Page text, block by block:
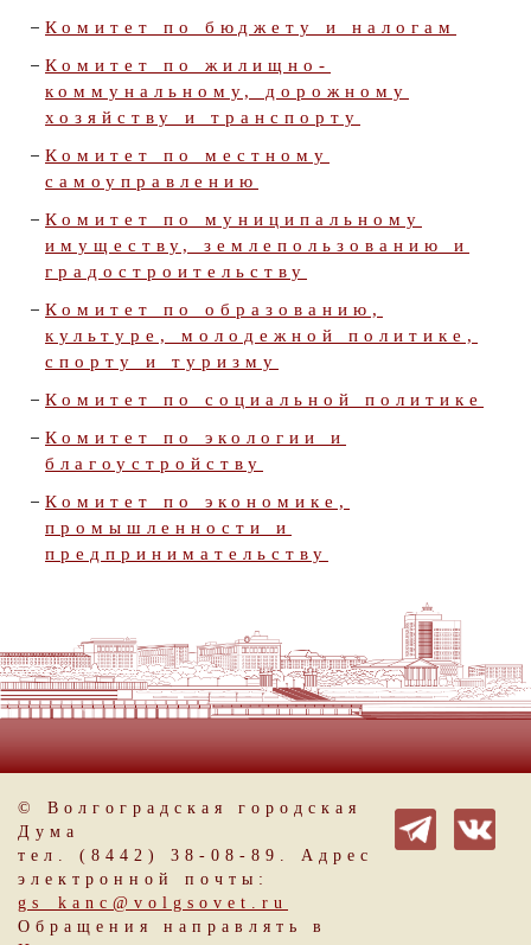
Комитет по бюджету и налогам
Комитет по жилищно-
коммунальному, дорожному
хозяйству и транспорту
Комитет по местному
самоуправлению
Комитет по муниципальному
имуществу, землепользованию и
градостроительству
Комитет по образованию,
культуре, молодежной политике,
спорту и туризму
Комитет по социальной политике
Комитет по экологии и
благоустройству
Комитет по экономике,
промышленности и
предпринимательству
© Волгоградская городская
Дума
тел. (8442) 38-08-89. Адрес
электронной почты:
gs_kanc@volgsovet.ru
Обращения направлять в